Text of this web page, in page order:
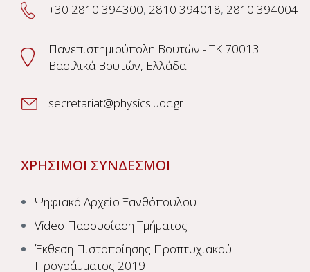
+30 2810 394300, 2810 394018, 2810 394004
Πανεπιστημιούπολη Βουτών - TK 70013
Βασιλικά Βουτών, Ελλάδα
secretariat@physics.uoc.gr
ΧΡΗΣΙΜΟΙ ΣΥΝΔΕΣΜΟΙ
Ψηφιακό Αρχείο Ξανθόπουλου
Video Παρουσίαση Τμήματος
Έκθεση Πιστοποίησης Προπτυχιακού
Προγράμματος 2019